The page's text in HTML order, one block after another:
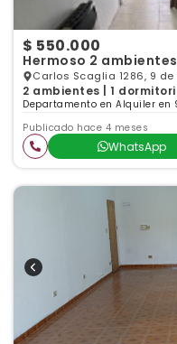
$ 550.000
Hermoso 2
Carlos Scaglia 1286, 9 de
2 ambientes | 1
Departamento en Alquiler en
Publicado hace 4 meses
WhatsApp